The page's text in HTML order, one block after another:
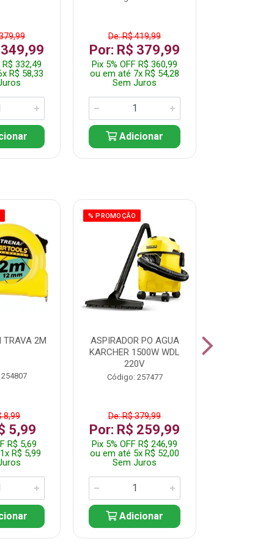
R$ 332,49
R$ 58,33
De: R$ 419,99
Por: R$ 379,99
Pix 5% OFF R$ 360,99
ou em até 7x R$ 54,28
Sem Juros
Adicionar
TRAVA 2M
8,99
5,99
R$ 5,69
R$ 5,99
% PROMOÇÃO
ASPIRADOR PO AGUA
KARCHER 1500W WDL
220V
Código: 257477
De: R$ 379,99
Por: R$ 259,99
Pix 5% OFF R$ 246,99
ou em até 5x R$ 52,00
Sem Juros
Adicionar